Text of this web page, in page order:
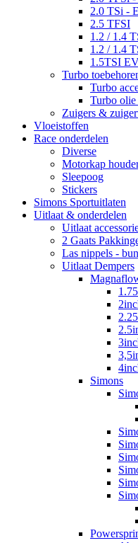
2.0 TSi -
2.5 TFSI
1.2 / 1.4
1.2 / 1.4
1.5TSI
Turbo
Turbo
Turbo olie
Zuigers &
Vloeistoffen
Race onderdelen
Diverse
Motorkap
Sleepoog
Stickers
Simons Sportuitlaten
Uitlaat & onderdelen
Uitlaat
2 Gaats
Las nippels -
Uitlaat Dempers
Simons